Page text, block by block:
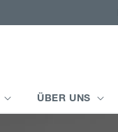
ÜBER UNS